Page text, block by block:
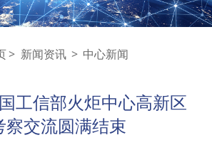
> 新闻资讯 > 中心新闻
工信部火炬中心高新区
交流圆满结束